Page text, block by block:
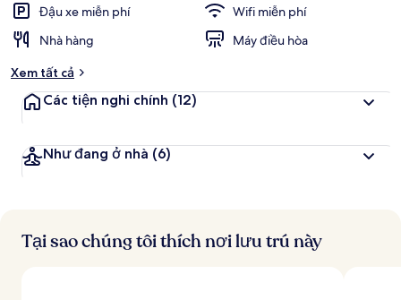
Đậu xe miễn phí
Wifi miễn phí
Nhà hàng
Máy điều hòa
Xem tất cả
Các tiện nghi chính (12)
Như đang ở nhà (6)
Tại sao chúng tôi thích nơi lưu trú này